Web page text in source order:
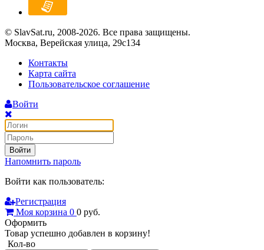
© SlavSat.ru, 2008-2026. Все права защищены.
Москва, Верейская улица, 29с134
Контакты
Карта сайта
Пользовательское соглашение
Войти
Войти
Напомнить пароль
Войти как пользователь:
Регистрация
Моя корзина 0 0 руб.
Оформить
Товар успешно добавлен в корзину!
Кол-во